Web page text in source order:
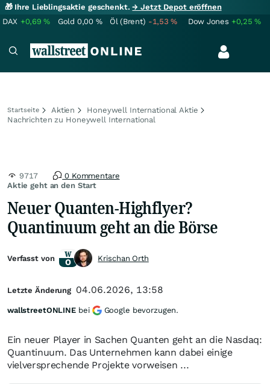
🎁 Ihre Lieblingsaktie geschenkt.→ Jetzt Depot eröffnen
DAX +0,69% Gold 0,00 % Öl (Brent) -1,53% Dow Jones +0,25%
Startseite Aktien
Honeywell International Aktie
Nachrichten zu Honeywell International
Aktie geht an den Start
9717 0 Kommentare
Neuer Quanten-Highflyer?
Quantinuum geht an die Börse
Ein neuer Player in Sachen Quanten geht an die Nasdaq:
Quantinuum. Das Unternehmen kann dabei einige
vielversprechende Projekte vorweisen ...
Verfasst von Krischan Orth
Letzte Änderung 04.06.2026, 13:58
wallstreetONLINE bei Google bevorzugen.